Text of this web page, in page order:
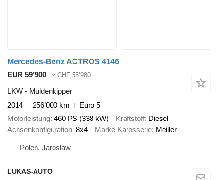
Mercedes-Benz ACTROS 4146
EUR 59’900
≈ CHF 55’980
LKW - Muldenkipper
2014
256’000 km
Euro 5
Motorleistung 460 PS (338 kW) Kraftstoff Diesel
Achsenkonfiguration 8x4 Marke Karosserie Meiller
Polen, Jarosław
LUKAS-AUTO